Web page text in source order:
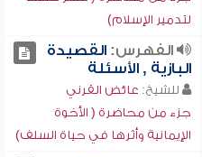
لتدمير الإسلام)
الفهرس:القصيدة
البازية , الأسئلة
للشيخ: عائض القرني
جزء من محاضرة ( الأخوة
الإيمانية وأثرها في حياة السلف)